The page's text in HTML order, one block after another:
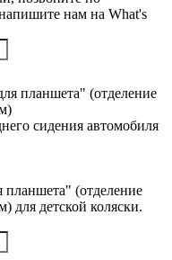
нам на What's
сидения автомобиля
планшета" (отделение
для детской коляски.